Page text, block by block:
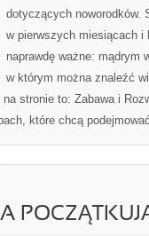
dotyczących noworodków.
w pierwszych miesiącach
naprawdę ważne: mądrym
w którym można znaleźć
stronie to: Zabawa i
które chcą